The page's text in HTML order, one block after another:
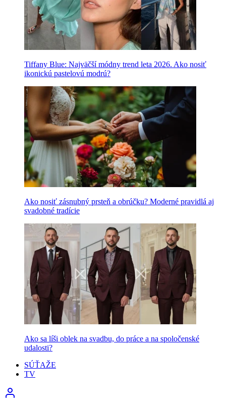
Tiffany Blue: Najväčší módny trend leta 2026. Ako nosiť
ikonickú pastelovú modrú?
Ako nosiť zásnubný prsteň a obrúčku? Moderné pravidlá aj
svadobné tradície
Ako sa líši oblek na svadbu, do práce a na spoločenské
udalosti?
SÚŤAŽE
TV